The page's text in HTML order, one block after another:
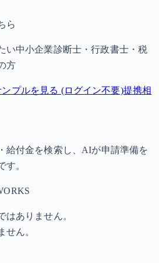
ら
い中小企業診断士・行政書士・税
方
ンプルを見る (ログイン不要)提携相
給付金を検索し、AIが申請準備を
す。
ありません。
せん。